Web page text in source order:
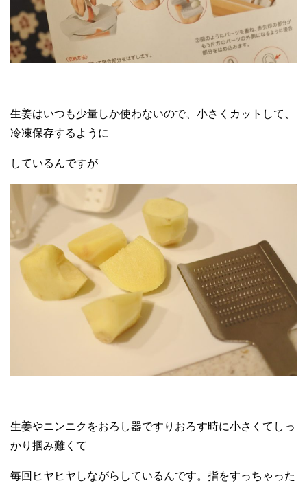
生姜はいつも少量しか使わないので、小さくカットして、
冷凍保存するように
しているんですが
生姜やニンニクをおろし器ですりおろす時に小さくてしっ
かり掴み難くて
毎回ヒヤヒヤしながらしているんです。指をすっちゃった